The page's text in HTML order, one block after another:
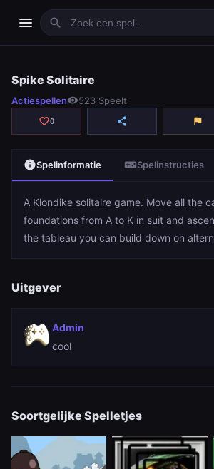
menu search
play_arrowSpelen
Spike Solitaire
Actiespellenvisibility523 Speelt
favorite_border0 share flag
infoSpelinformatie videogame_assetSpelinstructies
A Klondike solitaire game. Move all the
foundations from A to K in suit and
the tableau you can build down on
Uitgever
Admin
cool
Soortgelijke Spelletjes